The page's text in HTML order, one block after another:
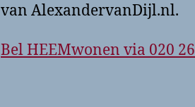
van AlexandervanDijl.nl.
Bel HEEMwonen via 020